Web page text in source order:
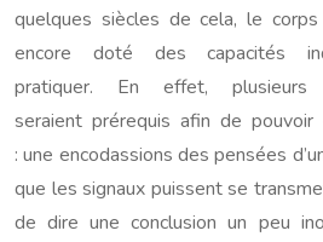
quelques siècles de cela, le
encore doté des capacités
pratiquer. En effet,
seraient prérequis afin de
: une encodassions des pensées
que les signaux puissent se
de dire une conclusion un peu